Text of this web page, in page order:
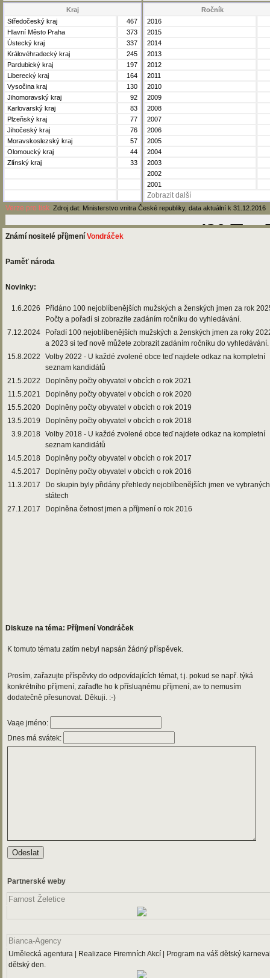
Kraj
Středočeský kraj
467
Hlavní Město Praha
373
Ústecký kraj
337
Královéhradecký kraj
245
Pardubický kraj
197
Liberecký kraj
164
Vysočina kraj
130
Jihomoravský kraj
92
Karlovarský kraj
83
Plzeňský kraj
77
Jihočeský kraj
76
Moravskoslezský kraj
57
Olomoucký kraj
44
Zlínský kraj
33
Ročník
2016
2015
2014
2013
2012
2011
2010
2009
2008
2007
2006
2005
2004
2003
2002
2001
Zobrazit další
Verze pro tisk Zdroj dat: Ministerstvo vnitra České republiky, data aktuální k 31.12.2016
Známí nositelé příjmení Vondráček
Paměť národa
Novinky:
1.6.2026
Přidáno 100 nejoblíbenějších mužských a ženských jmen za rok
Počty a pořadí si zobrazíte zadáním ročníku do vyhledávání.
7.12.2024
Pořadí 100 nejoblíbenějších mužských a ženských jmen za roky
a 2023 si teď nově můžete zobrazit zadáním ročníku do vyhledávání.
15.8.2022
Volby 2022 - U každé zvolené obce teď najdete odkaz na kompletní
seznam kandidátů
21.5.2022
Doplněny počty obyvatel v obcích o rok 2021
11.5.2021
Doplněny počty obyvatel v obcích o rok 2020
15.5.2020
Doplněny počty obyvatel v obcích o rok 2019
13.5.2019
Doplněny počty obyvatel v obcích o rok 2018
3.9.2018 Volby 2018 - U každé zvolené obce teď najdete odkaz na kompletní
seznam kandidátů
14.5.2018
Doplněny počty obyvatel v obcích o rok 2017
4.5.2017
Doplněny počty obyvatel v obcích o rok 2016
11.3.2017
Do skupin byly přidány přehledy nejoblíbenějších jmen ve vybraných
státech
27.1.2017
Doplněna četnost jmen a příjmení o rok 2016
Diskuze na téma: Příjmení Vondráček
K tomuto tématu zatím nebyl napsán žádný příspěvek.
Prosím, zařazujte příspěvky do odpovídajících témat, t.j. pokud se např. týká
konkrétního příjmení, zařaďte ho k přísluąnému příjmení, a» to nemusím
dodatečně přesunovat. Děkuji. :-)
Vaąe jméno:
Dnes má svátek:
Partnerské weby
Farnost Želetice
Bianca-Agency
Umělecká agentura | Realizace Firemních Akcí | Program na váš dětský
dětský den.